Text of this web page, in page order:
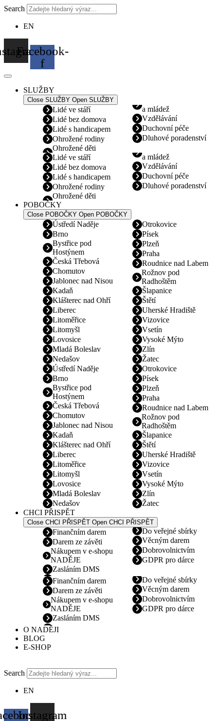
Search
EN
Facebook-
f
SLUŽBY
Close SLUŽBY Open SLUŽBY
Lidé ve stáří
Lidé bez domova
Lidé s handicapem
Ohrožené rodiny
Ohrožené děti
a mládež
Vzdělávání
Duchovní péče
Dluhové poradenství
Lidé ve stáří
Lidé bez domova
Lidé s handicapem
Ohrožené rodiny
Ohrožené děti
a mládež
Vzdělávání
Duchovní péče
Dluhové poradenství
POBOČKY
Close POBOČKY Open POBOČKY
Ústředí Naděje
Brno
Bystřice pod
Hostýnem
Česká Třebová
Chomutov
Jablonec nad Nisou
Kadaň
Klášterec nad Ohří
Liberec
Litoměřice
Litomyšl
Lovosice
Mladá Boleslav
Nedašov
Otrokovice
Písek
Plzeň
Praha
Roudnice nad Labem
Rožnov pod
Radhoštěm
Šlapanice
Štětí
Uherské Hradiště
Vizovice
Vsetín
Vysoké Mýto
Zlín
Žatec
Ústředí Naděje
Brno
Bystřice pod
Hostýnem
Česká Třebová
Chomutov
Jablonec nad Nisou
Kadaň
Klášterec nad Ohří
Liberec
Litoměřice
Litomyšl
Lovosice
Mladá Boleslav
Nedašov
Otrokovice
Písek
Plzeň
Praha
Roudnice nad Labem
Rožnov pod
Radhoštěm
Šlapanice
Štětí
Uherské Hradiště
Vizovice
Vsetín
Vysoké Mýto
Zlín
Žatec
CHCI PŘISPĚT
Close CHCI PŘISPĚT Open CHCI PŘISPĚT
Finančním darem
Darem ze závěti
Nákupem v e-shopu
NADĚJE
Zasláním DMS
Do veřejné sbírky
Věcným darem
Dobrovolnictvím
GDPR pro dárce
Finančním darem
Darem ze závěti
Nákupem v e-shopu
NADĚJE
Zasláním DMS
Do veřejné sbírky
Věcným darem
Dobrovolnictvím
GDPR pro dárce
O NADĚJI
BLOG
E-SHOP
Search
EN
Instagram